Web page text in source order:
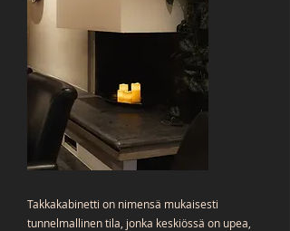
Takkakabinetti on nimensä mukaisesti
tunnelmallinen tila, jonka keskiössä on upea,